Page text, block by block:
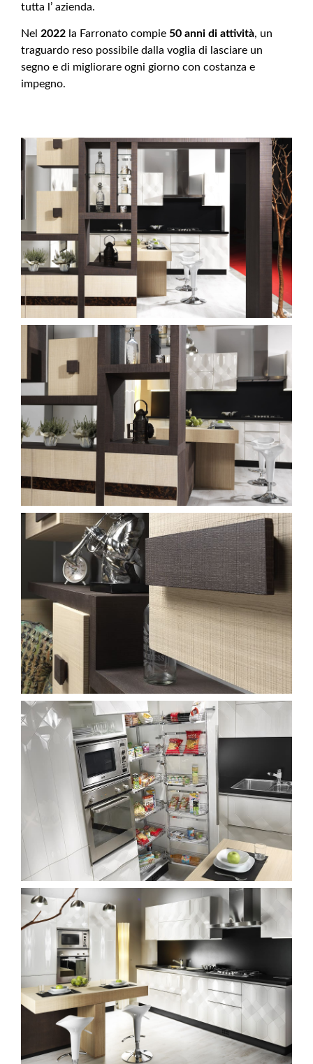
tutta l’ azienda.
Nel 2022 la Farronato compie 50 anni di attività, un
traguardo reso possibile dalla voglia di lasciare un
segno e di migliorare ogni giorno con costanza e
impegno.